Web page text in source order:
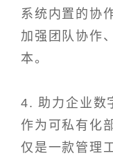
系统内置的协
加强团队协作
本。
4. 助力企业数
作为可私有化
仅是一款管理